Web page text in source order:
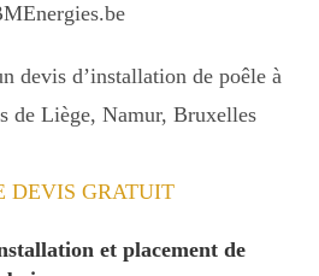
devis d’installation de poêle à
de Liège, Namur, Bruxelles
DEVIS GRATUIT
et placement de